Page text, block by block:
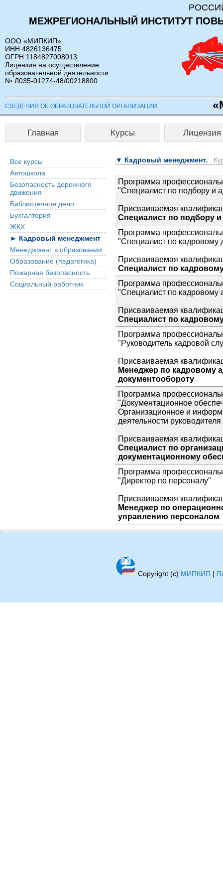
МЕЖРЕГИОНАЛЬНЫЙ ИНСТИТУТ
ООО «МИПКИП»
ИНН 4826136475
ОГРН 1184827008013
Лицензия на осуществление
образовательной деятельности
№ Л035-01274-48/00218800
СВЕДЕНИЯ ОБ ОБРАЗОВАТЕЛЬНОЙ ОРГАНИЗАЦИИ
Главная Курсы Лицензия
Все курсы
Автошкола
Безопасность дорожного
движения
Библиотечное дело
Бухгалтерия
ЖКХ
► Кадровый менеджмент
Менеджмент в образовании
Образование (педагогика)
Пожарная безопасность
Социальный работник
▼ Кадровый менеджмент.
Программа
"Специалист по подбору и
Присваиваемая
Специалист по подбору
Программа
"Специалист по кадровому
Присваиваемая
Специалист по
Программа
"Специалист по кадровому
Присваиваемая
Специалист по
Программа
"Руководитель кадровой
Присваиваемая
Менеджер по кадровому
документообороту
Программа
"Документационное
Организационное и
деятельности
Присваиваемая
Специалист по
документационному
Программа
"Директор по персоналу"
Присваиваемая
Менеджер по
управлению персоналом
Copyright (c) МИПКИП |